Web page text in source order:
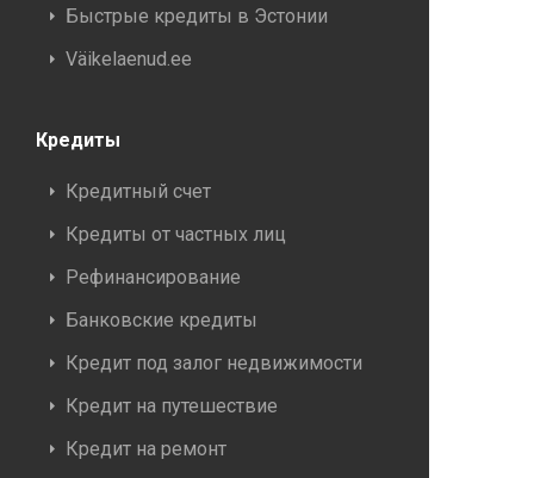
Быстрые кредиты в Эстонии
Väikelaenud.ee
Кредиты
Кредитный счет
Кредиты от частных лиц
Рефинансирование
Банковские кредиты
Кредит под залог недвижимости
Кредит на путешествие
Кредит на ремонт